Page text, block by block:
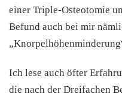
einer Triple-Osteotomie
Befund auch bei mir
Ich lese auch öfter
die nach der Dreifachen